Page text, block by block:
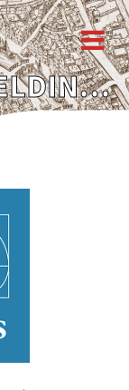
GEGEVENS & AFBEELDINGEN